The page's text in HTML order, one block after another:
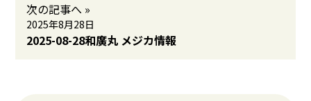
次の記事へ »
2025年8月28日
2025-08-28和廣丸 メジカ情報